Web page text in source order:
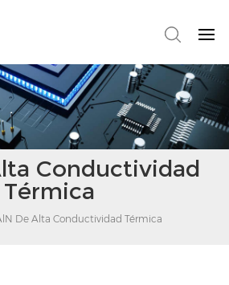
Conductividad
Térmica
De Alta Conductividad Térmica